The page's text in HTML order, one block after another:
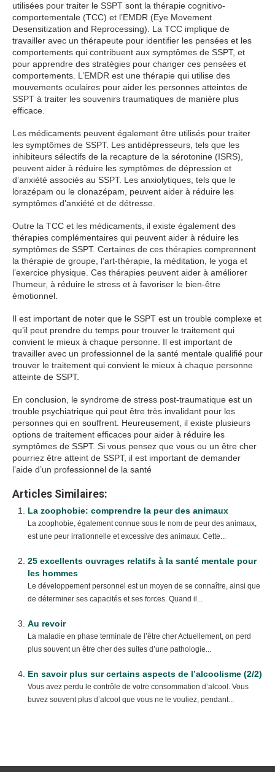
utilisées pour traiter le SSPT sont la thérapie cognitivo-
comportementale (TCC) et l’EMDR (Eye Movement
Desensitization and Reprocessing). La TCC implique de
travailler avec un thérapeute pour identifier les pensées et les
comportements qui contribuent aux symptômes de SSPT, et
pour apprendre des stratégies pour changer ces pensées et
comportements. L’EMDR est une thérapie qui utilise des
mouvements oculaires pour aider les personnes atteintes de
SSPT à traiter les souvenirs traumatiques de manière plus
efficace.
Les médicaments peuvent également être utilisés pour traiter
les symptômes de SSPT. Les antidépresseurs, tels que les
inhibiteurs sélectifs de la recapture de la sérotonine (ISRS),
peuvent aider à réduire les symptômes de dépression et
d’anxiété associés au SSPT. Les anxiolytiques, tels que le
lorazépam ou le clonazépam, peuvent aider à réduire les
symptômes d’anxiété et de détresse.
Outre la TCC et les médicaments, il existe également des
thérapies complémentaires qui peuvent aider à réduire les
symptômes de SSPT. Certaines de ces thérapies comprennent
la thérapie de groupe, l’art-thérapie, la méditation, le yoga et
l’exercice physique. Ces thérapies peuvent aider à améliorer
l’humeur, à réduire le stress et à favoriser le bien-être
émotionnel.
Il est important de noter que le SSPT est un trouble complexe et
qu’il peut prendre du temps pour trouver le traitement qui
convient le mieux à chaque personne. Il est important de
travailler avec un professionnel de la santé mentale qualifié pour
trouver le traitement qui convient le mieux à chaque personne
atteinte de SSPT.
En conclusion, le syndrome de stress post-traumatique est un
trouble psychiatrique qui peut être très invalidant pour les
personnes qui en souffrent. Heureusement, il existe plusieurs
options de traitement efficaces pour aider à réduire les
symptômes de SSPT. Si vous pensez que vous ou un être cher
pourriez être atteint de SSPT, il est important de demander
l’aide d’un professionnel de la santé
Articles Similaires:
La zoophobie: comprendre la peur des animaux
La zoophobie, également connue sous le nom de peur des animaux,
est une peur irrationnelle et excessive des animaux. Cette...
25 excellents ouvrages relatifs à la santé mentale pour
les hommes
Le développement personnel est un moyen de se connaître, ainsi que
de déterminer ses capacités et ses forces. Quand il...
Au revoir
La maladie en phase terminale de l’être cher Actuellement, on perd
plus souvent un être cher des suites d’une pathologie...
En savoir plus sur certains aspects de l’alcoolisme (2/2)
Vous avez perdu le contrôle de votre consommation d’alcool. Vous
buvez souvent plus d’alcool que vous ne le vouliez, pendant...